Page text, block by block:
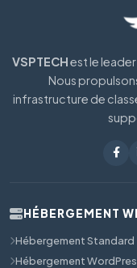
VSPTECHest le
Nous
infrastructure de
HÉBERGEMENT
Hébergement Standard
Hébergement